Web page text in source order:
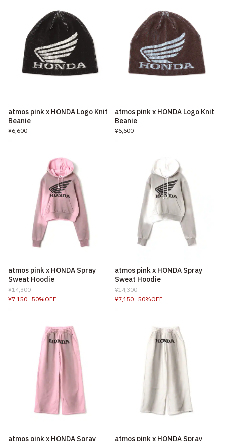
atmos pink x HONDA Logo Knit
Beanie
¥6,600
atmos pink x HONDA Logo Knit
Beanie
¥6,600
atmos pink x HONDA Spray
Sweat Hoodie
¥14,300
¥7,150 50%OFF
atmos pink x HONDA Spray
Sweat Hoodie
¥14,300
¥7,150 50%OFF
atmos pink x HONDA Spray
atmos pink x HONDA Spray